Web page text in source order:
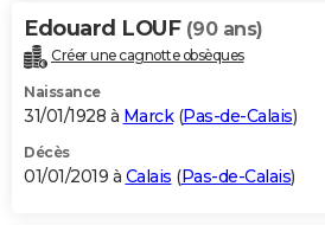
Edouard LOUF (90 ans)
Créer une cagnotte obsèques
Naissance
31/01/1928 à Marck(Pas-de-Calais)
Décès
01/01/2019 à Calais (Pas-de-Calais)